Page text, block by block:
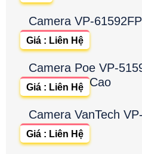
Camera VP-
Giá : Liên Hệ
Camera Poe VP-
Cao
Giá : Liên Hệ
Camera VanTech
Giá : Liên Hệ